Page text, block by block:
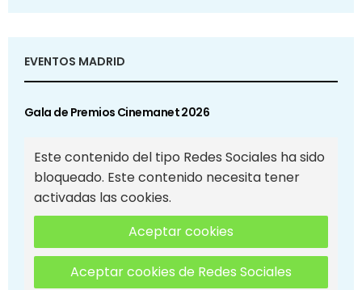
EVENTOS MADRID
Gala de Premios Cinemanet 2026
Este contenido del tipo Redes Sociales ha sido
bloqueado. Este contenido necesita tener
activadas las cookies.
Aceptar cookies
Aceptar cookies de Redes Sociales